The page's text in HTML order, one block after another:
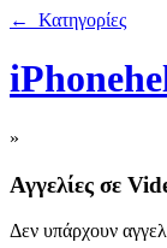
← Κατηγορίες
»
Αγγελίες σε
Δεν υπάρχουν